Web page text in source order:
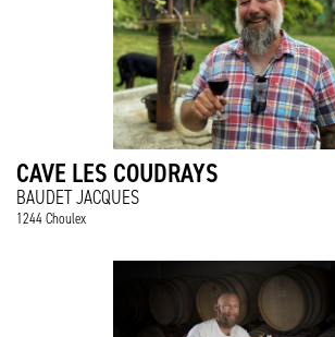
CAVE LES COUDRAYS
BAUDET JACQUES
1244 Choulex